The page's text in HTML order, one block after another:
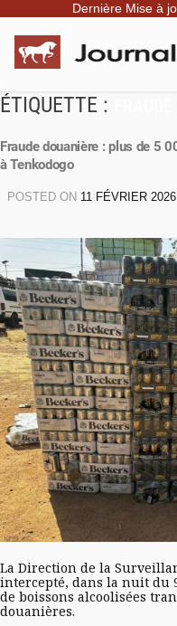
Dernière Mise à
ÉTIQUETTE :
Fraude douanière : plus de 5
à Tenkodogo
POSTED ON 11 FÉVRIER 2026
La Direction de la
intercepté, dans la nuit du
de boissons alcoolisées
douanières.